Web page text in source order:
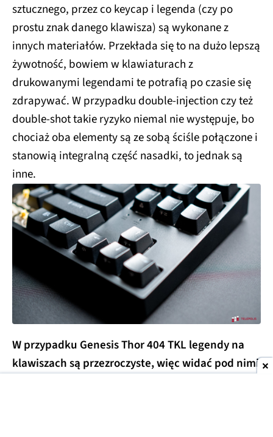
sztucznego, przez co keycap i legenda (czy po
prostu znak danego klawisza) są wykonane z
innych materiałów. Przekłada się to na dużo lepszą
żywotność, bowiem w klawiaturach z
drukowanymi legendami te potrafią po czasie się
zdrapywać. W przypadku double-injection czy też
double-shot takie ryzyko niemal nie występuje, bo
chociaż oba elementy są ze sobą ściśle połączone i
stanowią integralną część nasadki, to jednak są
inne.
W przypadku Genesis Thor 404 TKL legendy na
klawiszach są przezroczyste, więc widać pod nimi